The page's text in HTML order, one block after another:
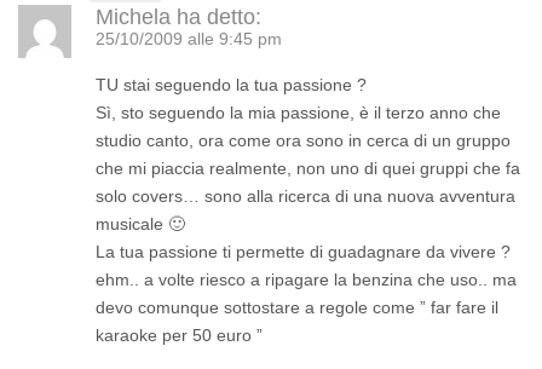
Michela ha detto:
25/10/2009 alle 9:45 pm
TU stai seguendo la tua passione ?
Sì, sto seguendo la mia passione, è il terzo anno che
studio canto, ora come ora sono in cerca di un gruppo
che mi piaccia realmente, non uno di quei gruppi che fa
solo covers… sono alla ricerca di una nuova avventura
musicale 🙂
La tua passione ti permette di guadagnare da vivere ?
ehm.. a volte riesco a ripagare la benzina che uso.. ma
devo comunque sottostare a regole come ” far fare il
karaoke per 50 euro ”